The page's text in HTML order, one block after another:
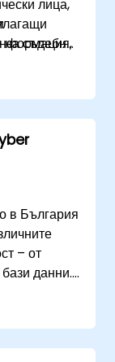
с
лица,
на съдебни
в България
– от
бази данни.